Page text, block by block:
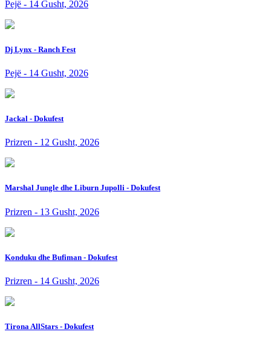
Pejë - 14 Gusht, 2026
Dj Lynx - Ranch Fest
Pejë - 14 Gusht, 2026
Jackal - Dokufest
Prizren - 12 Gusht, 2026
Marshal Jungle dhe Liburn Jupolli - Dokufest
Prizren - 13 Gusht, 2026
Konduku dhe Bufiman - Dokufest
Prizren - 14 Gusht, 2026
Tirona AllStars - Dokufest